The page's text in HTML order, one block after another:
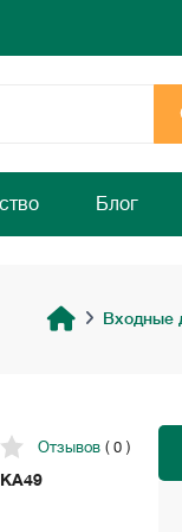
Блог
Входные
Отзывов ( 0 )